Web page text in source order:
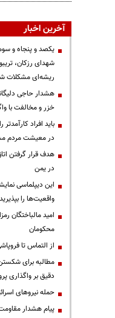
آخرین اخبار
یکصد و پنجاه و
شهدای رزکان،
ریشه‌ای مشکلات
هشدار حاجی
خزر و مخالفت با
باید افراد
در معیشت مردم
هدف قرار گرفتن
در یمن
این دیپلماسی
واقعیت‌ها را
امید مالباختگان
محکومان
از التماس تا
مطالبه برای
دقیق بر واگذاری
حمله نیروهای
پیام هشدار